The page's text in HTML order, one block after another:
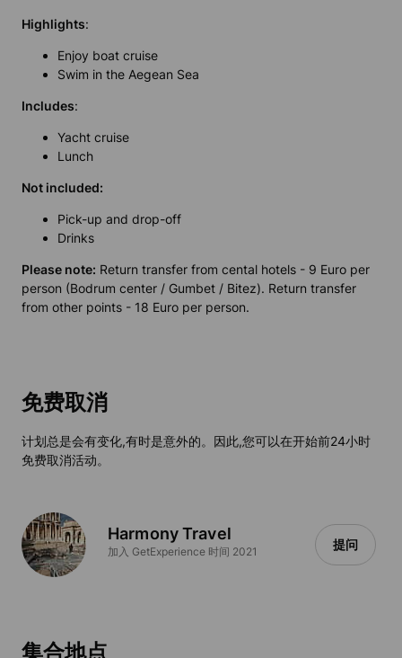
Highlights:
Enjoy boat cruise
Swim in the Aegean Sea
Includes:
Yacht cruise
Lunch
Not included:
Pick-up and drop-off
Drinks
Please note: Return transfer from cental hotels - 9 Euro per
person (Bodrum center / Gumbet / Bitez). Return transfer
from other points - 18 Euro per person.
免费取消
计划总是会有变化,有时是意外的。因此,您可以在开始前24小时
免费取消活动。
Harmony Travel
加入 GetExperience 时间 2021 提问
集合地点